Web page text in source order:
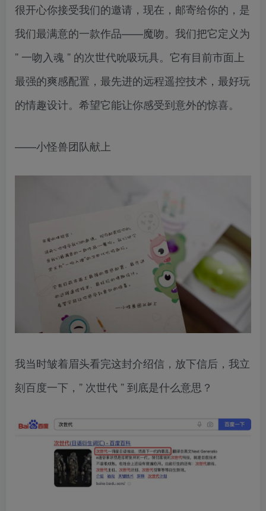
很开心你接受我们的邀请，现在，邮寄给你的，是
我们最满意的一款作品——魔吻。我们把它定义为
” 一吻入魂 ” 的次世代吮吸玩具。它有目前市面上
最强的爽感配置，最先进的远程遥控技术，最好玩
的情趣设计。希望它能让你感受到意外的惊喜。
——小怪兽团队献上
我当时皱着眉头看完这封介绍信，放下信后，我立
刻百度一下，” 次世代 ” 到底是什么意思？